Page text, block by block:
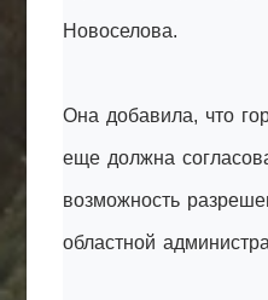
Новоселова.
Она добавила, что
еще должна
возможность
областной